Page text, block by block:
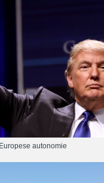
autonomie